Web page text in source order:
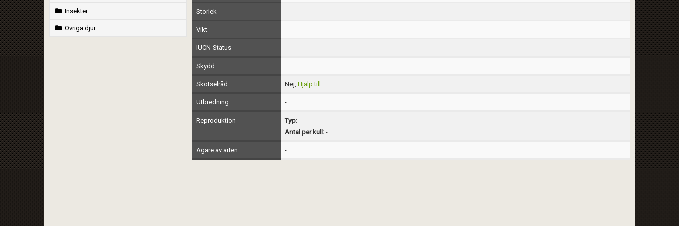
Insekter
Övriga djur
Storlek
Vikt -
IUCN-Status -
Skydd
Skötselråd Nej, Hjälp till
Utbredning -
Reproduktion Typ:-
Antal per kull:-
Ägare av arten -